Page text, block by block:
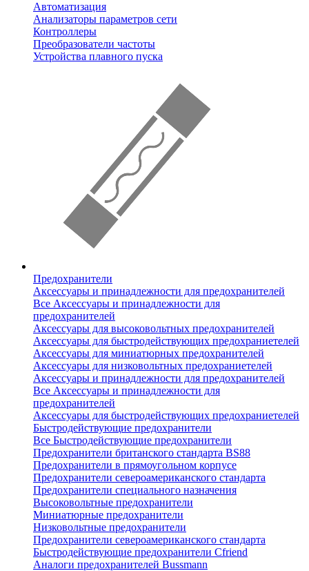
Автоматизация
Анализаторы параметров сети
Контроллеры
Преобразователи частоты
Устройства плавного пуска
Предохранители
Аксессуары и принадлежности для предохранителей
Все Аксессуары и принадлежности для
предохранителей
Аксессуары для высоковольтных предохранителей
Аксессуары для быстродействующих предохраниетелей
Аксессуары для миниатюрных предохранителей
Аксессуары для низковольтных предохраниетелей
Аксессуары и принадлежности для предохранителей
Все Аксессуары и принадлежности для
предохранителей
Аксессуары для быстродействующих предохраниетелей
Быстродействующие предохранители
Все Быстродействующие предохранители
Предохранители британского стандарта BS88
Предохранители в прямоугольном корпусе
Предохранители североамериканского стандарта
Предохранители специального назначения
Высоковольтные предохранители
Миниатюрные предохранители
Низковольтные предохранители
Предохранители североамериканского стандарта
Быстродействующие предохранители Cfriend
Аналоги предохранителей Bussmann